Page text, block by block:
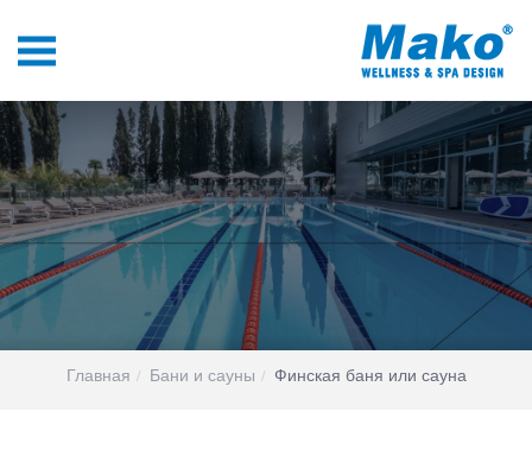
Главная Бани и сауны Финская баня или сауна